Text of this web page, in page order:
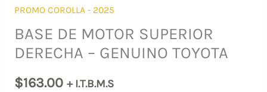
PROMO COROLLA - 2025
BASE DE MOTOR SUPERIOR
DERECHA – GENUINO TOYOTA
$163.00 + I.T.B.M.S